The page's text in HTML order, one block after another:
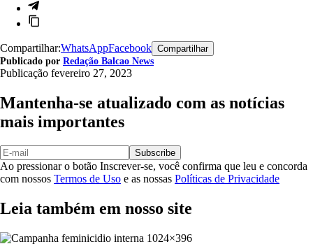
Compartilhar:WhatsAppFacebook Compartilhar
Publicado por Redação Balcao News
Publicação fevereiro 27, 2023
Mantenha-se atualizado com as notícias
mais importantes
Subscribe
Ao pressionar o botão Inscrever-se, você confirma que leu e concorda
com nossos Termos de Uso e as nossas Políticas de Privacidade
Leia também em nosso site